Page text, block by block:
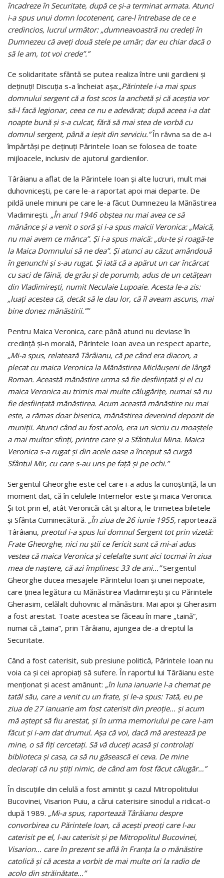
încadreze în Securitate, după ce şi-a terminat armata. Atunci
i-a spus unui domn locotenent, care-l întrebase de ce e
credincios, lucrul următor: „dumneavoastră nu credeţi în
Dumnezeu că aveţi două stele pe umăr; dar eu chiar dacă o
să le am, tot voi crede”.”
Ce solidaritate sfântă se putea realiza între unii gardieni şi
deţinuţi! Discuţia s-a încheiat aşa:„Părintele i-a mai spus
domnului sergent că a fost scos la anchetă şi că aceştia vor
să-l facă legionar, ceea ce nu e adevărat; după aceea i-a dat
noapte bună şi s-a culcat, fără să mai stea de vorbă cu
domnul sergent, până a ieşit din serviciu.”În râvna sa de a-i
împărtăşi pe deţinuţi Părintele Ioan se folosea de toate
mijloacele, inclusiv de ajutorul gardienilor.
Târâianu a aflat de la Părintele Ioan şi alte lucruri, mult mai
duhovniceşti, pe care le-a raportat apoi mai departe. De
pildă unele minuni pe care le-a făcut Dumnezeu la Mănăstirea
Vladimireşti. „În anul 1946 obştea nu mai avea ce să
mănânce şi a venit o soră şi i-a spus maicii Veronica: „Maică,
nu mai avem ce mânca”. Şi i-a spus maică: „du-te şi roagă-te
la Maica Domnului să ne dea”. Şi atunci au căzut amândouă
în genunchi şi s-au rugat. Şi iată că a apărut un car încărcat
cu saci de făină, de grâu şi de porumb, adus de un cetăţean
din Vladimireşti, numit Neculaie Lupoaie. Acesta le-a zis:
„luaţi acestea că, decât să le dau lor, că îl aveam ascuns, mai
bine donez mănăstirii.””
Pentru Maica Veronica, care până atunci nu deviase în
credinţă şi-n morală, Părintele Ioan avea un respect aparte,
„Mi-a spus, relatează Târâianu, că pe când era diacon, a
plecat cu maica Veronica la Mănăstirea Miclăușeni de lângă
Roman. Această mănăstire urma să fie desfiinţată şi el cu
maica Veronica au trimis mai multe călugăriţe, numai să nu
fie desfiinţată mănăstirea. Acum această mănăstire nu mai
este, a rămas doar biserica, mănăstirea devenind depozit de
muniţii. Atunci când au fost acolo, era un sicriu cu moaştele
a mai multor sfinţi, printre care şi a Sfântului Mina. Maica
Veronica s-a rugat şi din acele oase a început să curgă
Sfântul Mir, cu care s-au uns pe faţă şi pe ochi.”
Sergentul Gheorghe este cel care i-a adus la cunoştinţă, la un
moment dat, că în celulele Internelor este şi maica Veronica.
Şi tot prin el, atât Veronicăi cât şi altora, le trimetea biletele
şi Sfânta Cuminecătură. „În ziua de 26 iunie 1955, raportează
Târâianu, preotul i-a spus lui domnul Sergent tot prin vizetă:
Frate Gheorghe, nici nu ştii ce fericit sunt că mi-ai adus
vestea că maica Veronica şi celelalte sunt aici tocmai în ziua
mea de naştere, că azi împlinesc 33 de ani…”Sergentul
Gheorghe ducea mesajele Părintelui Ioan şi unei nepoate,
care ţinea legătura cu Mănăstirea Vladimireşti şi cu Părintele
Gherasim, celălalt duhovnic al mănăstirii. Mai apoi şi Gherasim
a fost arestat. Toate acestea se făceau în mare „taină”,
numai că „taina”, prin Târâianu, ajungea de-a dreptul la
Securitate.
Când a fost caterisit, sub presiune politică, Părintele Ioan nu
voia ca şi cei apropiaţi să sufere. În raportul lui Târâianu este
menţionat şi acest amănunt: „în luna ianuarie l-a chemat pe
tatăl său, care a venit cu un frate, şi le-a spus: Tată, eu pe
ziua de 27 ianuarie am fost caterisit din preoţie… şi acum
mă aştept să fiu arestat, şi în urma memoriului pe care l-am
făcut şi i-am dat drumul. Aşa că voi, dacă mă arestează pe
mine, o să fiţi cercetaţi. Să vă duceţi acasă şi controlaţi
biblioteca şi casa, ca să nu găsească ei ceva. De mine
declaraţi că nu ştiţi nimic, de când am fost făcut călugăr…”
În discuţiile din celulă a fost amintit şi cazul Mitropolitului
Bucovinei, Visarion Puiu, a cărui caterisire sinodul a ridicat-o
după 1989. „Mi-a spus, raportează Târâianu despre
convorbirea cu Părintele Ioan, că aceşti preoţi care l-au
caterisit pe el, l-au caterisit şi pe Mitropolitul Bucovinei,
Visarion… care în prezent se află în Franţa la o mănăstire
catolică şi că acesta a vorbit de mai multe ori la radio de
acolo din străinătate…”